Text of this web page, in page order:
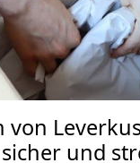
von
sicher und